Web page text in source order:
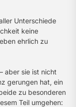
Unterschiede
keine
ehrlich zu
aber sie ist nicht
gerungen hat, ein
zu besonderen
Teil umgehen: